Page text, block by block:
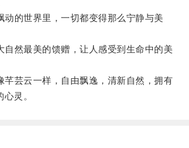
的世界里，一切都变得那么宁静与美
然最美的馈赠，让人感受到生命中的美
芸云一样，自由飘逸，清新自然，拥有
灵。